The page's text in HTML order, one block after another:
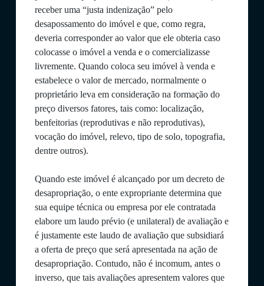
receber uma “justa indenização” pelo
desapossamento do imóvel e que, como regra,
deveria corresponder ao valor que ele obteria caso
colocasse o imóvel a venda e o comercializasse
livremente. Quando coloca seu imóvel à venda e
estabelece o valor de mercado, normalmente o
proprietário leva em consideração na formação do
preço diversos fatores, tais como: localização,
benfeitorias (reprodutivas e não reprodutivas),
vocação do imóvel, relevo, tipo de solo, topografia,
dentre outros).
Quando este imóvel é alcançado por um decreto de
desapropriação, o ente expropriante determina que
sua equipe técnica ou empresa por ele contratada
elabore um laudo prévio (e unilateral) de avaliação e
é justamente este laudo de avaliação que subsidiará
a oferta de preço que será apresentada na ação de
desapropriação. Contudo, não é incomum, antes o
inverso, que tais avaliações apresentem valores que